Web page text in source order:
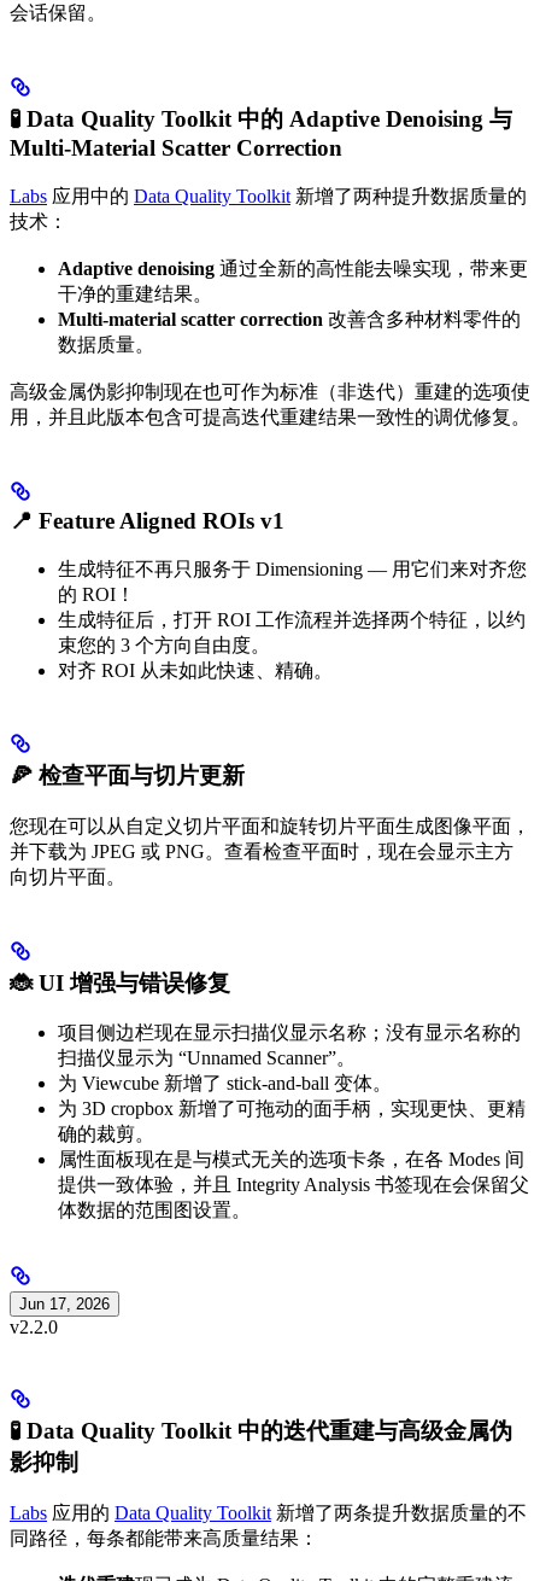
会话保留。
🧪 Data Quality Toolkit 中的 Adaptive Denoising 与
Multi-Material Scatter Correction
Labs 应用中的 Data Quality Toolkit 新增了两种提升数据质量的
技术：
Adaptive denoising 通过全新的高性能去噪实现，带来更
干净的重建结果。
Multi-material scatter correction 改善含多种材料零件的
数据质量。
高级金属伪影抑制现在也可作为标准（非迭代）重建的选项使
用，并且此版本包含可提高迭代重建结果一致性的调优修复。
📍 Feature Aligned ROIs v1
生成特征不再只服务于 Dimensioning — 用它们来对齐您
的 ROI！
生成特征后，打开 ROI 工作流程并选择两个特征，以约
束您的 3 个方向自由度。
对齐 ROI 从未如此快速、精确。
🍕 检查平面与切片更新
您现在可以从自定义切片平面和旋转切片平面生成图像平面，
并下载为 JPEG 或 PNG。查看检查平面时，现在会显示主方
向切片平面。
🐞 UI 增强与错误修复
项目侧边栏现在显示扫描仪显示名称；没有显示名称的
扫描仪显示为 “Unnamed Scanner”。
为 Viewcube 新增了 stick-and-ball 变体。
为 3D cropbox 新增了可拖动的面手柄，实现更快、更精
确的裁剪。
属性面板现在是与模式无关的选项卡条，在各 Modes 间
提供一致体验，并且 Integrity Analysis 书签现在会保留父
体数据的范围图设置。
Jun 17, 2026
v2.2.0
🧪 Data Quality Toolkit 中的迭代重建与高级金属伪
影抑制
Labs 应用的 Data Quality Toolkit 新增了两条提升数据质量的不
同路径，每条都能带来高质量结果：